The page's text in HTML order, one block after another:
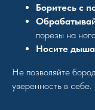
Боритесь с
порезы на
Носите
Не позволяйте
уверенность в себе.